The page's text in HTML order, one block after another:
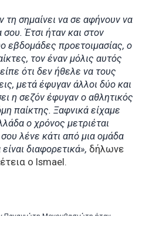
τη σημαίνει να σε αφήνουν να
Έτσι ήταν και στον
προετοιμασίας, ο
τον έναν μόλις αυτός
ότι δεν ήθελε να τους
μετά έφυγαν άλλοι δύο και
η σεζόν έφυγαν ο αθλητικός
παίκτης. Ξαφνικά είχαμε
ο χρόνος μετριέται
λένε κάτι από μια ομάδα
διαφορετικά», δήλωνε
ο Ismael.
Παναγιώτη Μονεμβασιώτη ήταν